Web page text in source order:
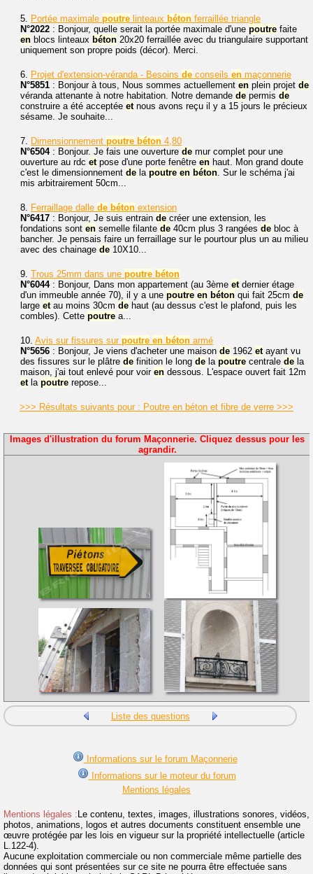
5. Portée maximale poutre linteaux béton ferraillée triangle
N°2022 : Bonjour, quelle serait la portée maximale d'une poutre faite
en blocs linteaux béton 20x20 ferraillée avec du triangulaire supportant
uniquement son propre poids (décor). Merci.
6. Projet d'extension-véranda - Besoins de conseils en maçonnerie
N°5851 : Bonjour à tous, Nous sommes actuellement en plein projet de
véranda attenante à notre habitation. Notre demande de permis de
construire a été acceptée etnous avons reçu il y a 15 jours le précieux
sésame. Je souhaite...
7. Dimensionnement poutre béton 4,80
N°6504: Bonjour. Je fais une ouverture de mur complet pour une
ouverture au rdc etpose d'une porte fenêtre en haut. Mon grand doute
c'est le dimensionnement de la poutre en béton. Sur le schéma j'ai
mis arbitrairement 50cm...
8. Ferraillage dalle de béton extension
N°6417 : Bonjour, Je suis entrain de créer une extension, les
fondations sont en semelle filante de 40cm plus 3 rangées de bloc à
bancher. Je pensais faire un ferraillage sur le pourtour plus un au milieu
avec des chainage de 10X10...
9. Trous 25mm dans une poutre béton
N°6044: Bonjour, Dans mon appartement (au 3ème etdernier étage
d'un immeuble année 70), il y a une poutre en béton qui fait 25cm de
large etau moins 30cm de haut (au dessus c'est le plafond, puis les
combles). Cette poutre a...
10. Avis sur fissures sur poutre en béton armé
N°5656 : Bonjour, Je viens d'acheter une maison de 1962 etayant vu
des fissures sur le plâtre de finition le long de la poutre centrale de la
maison, j'ai tout enlevé pour voir en dessous. L'espace ouvert fait 12m
etla poutre repose...
>>> Résultats suivants pour : Poutre en béton et fibre de verre >>>
Images d'illustration du forum Maçonnerie. Cliquez dessus pour les
agrandir.
Liste des questions
Informations sur le forum Maçonnerie
Informations sur le moteur du forum
Mentions légales
Mentions légales : Le contenu, textes, images, illustrations sonores, vidéos,
photos, animations, logos et autres documents constituent ensemble une
œuvre protégée par les lois en vigueur sur la propriété intellectuelle (article
L.122-4).
Aucune exploitation commerciale ou non commerciale même partielle des
données qui sont présentées sur ce site ne pourra être effectuée sans